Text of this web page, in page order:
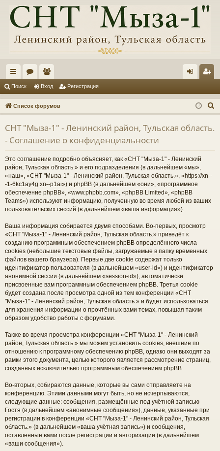
с
ы
лк
и
ум
ы
ол
ьз
ов
ат
ел
и
д ис
тр
ац
Поиск Вход Регистрация
Список форумов
о
СНТ "Мыза-1" - Ленинский район, Тульская область.
- Соглашение о конфиденциальности
Это соглашение подробно объясняет, как «СНТ "Мыза-1" - Ленинский
район, Тульская область.» и его подразделения (в дальнейшем «мы»,
«наш», «СНТ "Мыза-1" - Ленинский район, Тульская область.», «https://xn--
-1-6kc1ay4g.xn--p1ai») и phpBB (в дальнейшем «они», «программное
обеспечение phpBB», «www.phpbb.com», «phpBB Limited», «phpBB
Teams») используют информацию, полученную во время любой из ваших
пользовательских сессий (в дальнейшем «ваша информация»).
Ваша информация собирается двумя способами. Во-первых, просмотр
«СНТ "Мыза-1" - Ленинский район, Тульская область.» приведёт к
созданию программным обеспечением phpBB определённого числа
cookies (небольшие текстовые файлы, загружаемые в папку временных
файлов вашего браузера). Первые две cookie содержат только
идентификатор пользователя (в дальнейшем «user-id») и идентификатор
анонимной сессии (в дальнейшем «session-id»), автоматически
присвоенные вам программным обеспечением phpBB. Третья cookie
будет создана после просмотра одной из тем конференции «СНТ
"Мыза-1" - Ленинский район, Тульская область.» и будет использоваться
для хранения информации о прочтённых вами темах, повышая таким
образом удобство работы с форумами.
Также во время просмотра конференции «СНТ "Мыза-1" - Ленинский
район, Тульская область.» мы можем установить cookies, внешние по
отношению к программному обеспечению phpBB, однако они выходят за
рамки этого документа, целью которого является рассмотрение страниц,
созданных исключительно программным обеспечением phpBB.
Во-вторых, собираются данные, которые вы сами отправляете на
конференцию. Этими данными могут быть, но не исчерпываются,
следующие данные: сообщения, размещённые под учётной записью
Гостя (в дальнейшем «анонимные сообщения»), данные, указанные при
регистрации в конференции «СНТ "Мыза-1" - Ленинский район, Тульская
область.» (в дальнейшем «ваша учётная запись») и сообщения,
оставленные вами после регистрации и авторизации (в дальнейшем
«ваши сообщения»).